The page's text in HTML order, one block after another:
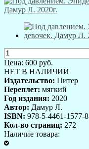
Цена: 600 руб.
НЕТ В НАЛИЧИИ
Издательство: Питер
Переплет: мягкий
Год издания: 2020
Автор: Дамур Л.
ISBN: 978-5-4461-1577-8
Кол-во страниц: 272
Наличие товара: